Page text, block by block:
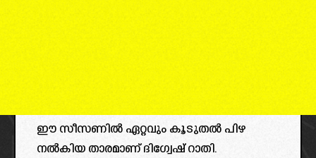
ഈ സീസണിൽ ഏറ്റവും കൂടുതൽ പിഴ
നൽകിയ താരമാണ് ദിഗ്വേഷ് റാതി.